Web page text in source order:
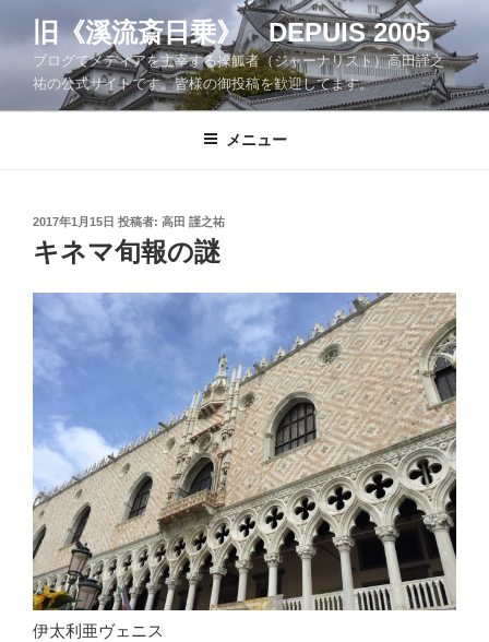
ツ
旧《溪流斎日乗》 DEPUIS 2005
ブログでメディアを主宰する操觚者（ジャーナリスト）高田謹之
祐の公式サイトです。皆様の御投稿を歓迎してます。
メニュー
投
稿
日:
2017年1月15日 投稿者: 高田 謹之祐
キネマ旬報の謎
伊太利亜ヴェニス